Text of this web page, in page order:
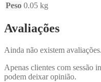
Peso 0.05 kg
Avaliações
Ainda não existem avaliações.
Apenas clientes com sessão
podem deixar opinião.